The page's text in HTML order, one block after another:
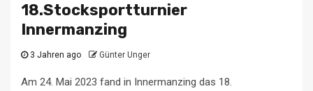
18.Stocksportturnier
Innermanzing
3 Jahren ago Günter Unger
Am 24. Mai 2023 fand in Innermanzing das 18.